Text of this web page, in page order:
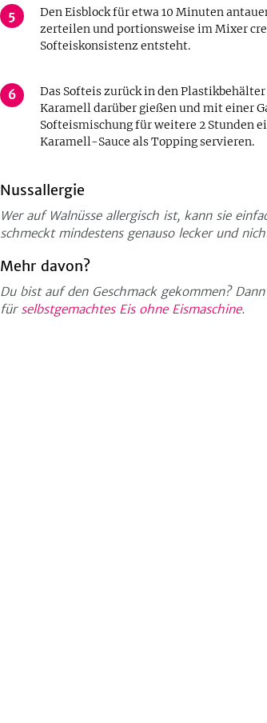
5
Den Eisblock für etwa 10 Minuten
zerteilen und portionsweise im Mixer
Softeiskonsistenz entsteht.
6
Das Softeis zurück in den
Karamell darüber gießen und mit einer
Softeismischung für weitere 2 Stunden
Karamell-Sauce als Topping servieren.
Nussallergie
Wer auf Walnüsse allergisch ist, kann sie
schmeckt mindestens genauso lecker und
Mehr davon?
Du bist auf den Geschmack gekommen?
für selbstgemachtes Eis ohne Eismaschine.